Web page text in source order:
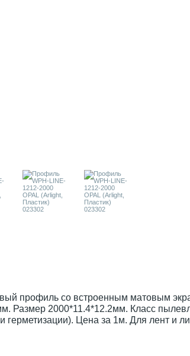
профиль со встроенным матовым
Размер 2000*11.4*12.2мм. Класс
герметизации). Цена за 1м. Для лент и